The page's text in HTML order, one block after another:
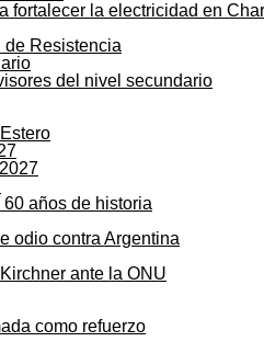
fortalecer la electricidad en
de Resistencia
del nivel secundario
años de historia
odio contra Argentina
ante la ONU
como refuerzo